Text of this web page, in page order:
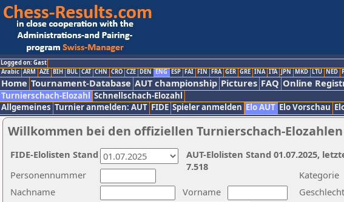
Logged on: Gast
Arabic ARM AZE BIH BUL CAT CHN CRO CZE DEN ENG ESP FAI FIN FRA GER GRE INA ITA JPN MKD LTU NED
Home Tournament-Database AUT championship Pictures FAQ Online
Turnierschach-Elozahl Schnellschach-Elozahl
Allgemeines Turnier anmelden: AUT FIDE Spieler anmelden Elo AUT Elo Vorschau
Willkommen bei den offiziellen Turnierschach-Elozahlen
Nachname
Vorname
Kategorie
Personennummer
Geschlecht
AUT-Elolisten Stand 01.07.2025,
7.518
FIDE-Elolisten Stand